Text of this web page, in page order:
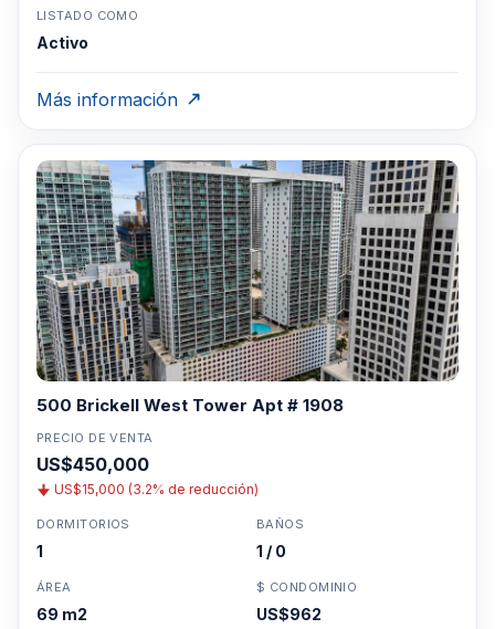
LISTADO COMO
Activo
Más información
500 Brickell West Tower Apt # 1908
PRECIO DE VENTA
US$450,000
US$15,000 (3.2% de reducción)
DORMITORIOS
1
BAÑOS
1 / 0
ÁREA
69 m2
$ CONDOMINIO
US$962